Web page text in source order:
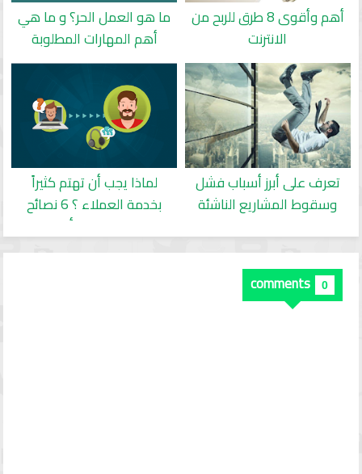
أهم وأقوى 8 طرق للربح من
الانترنت
ما هو العمل الحر؟ و ما هي
أهم المهارات المطلوبة
للعمل الحر؟
تعرف على أبرز أسباب فشل
وسقوط المشاريع الناشئة
لماذا يجب أن تهتم كثيراً
بخدمة العملاء ؟ 6 نصائح
لخدمة عملاء أفضل
0
comments